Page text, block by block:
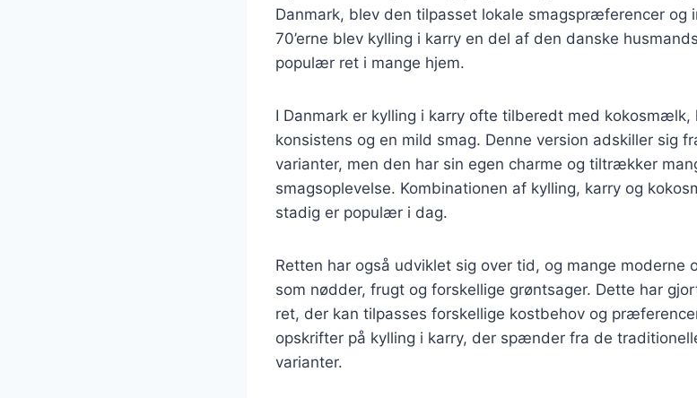
Danmark, blev den tilpasset lokale smagspræferencer og
70’erne blev kylling i karry en del af den danske
populær ret i mange hjem.
I Danmark er kylling i karry ofte tilberedt med
konsistens og en mild smag. Denne version adskiller sig
varianter, men den har sin egen charme og tiltrækker
smagsoplevelse. Kombinationen af kylling, karry og
stadig er populær i dag.
Retten har også udviklet sig over tid, og mange moderne
som nødder, frugt og forskellige grøntsager. Dette har
ret, der kan tilpasses forskellige kostbehov og
opskrifter på kylling i karry, der spænder fra de
varianter.